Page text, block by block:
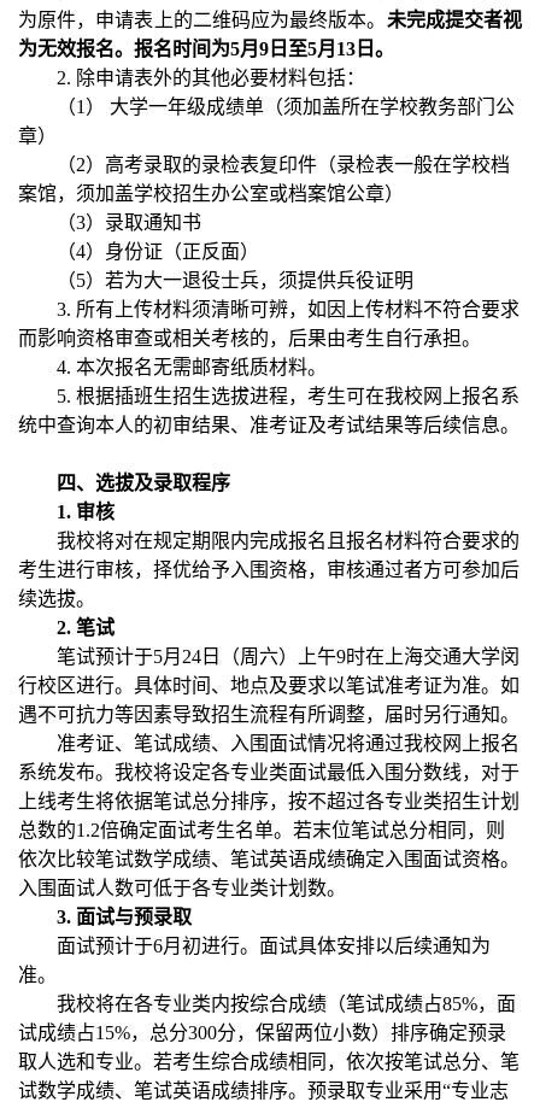
为原件，申请表上的二维码应为最终版本。 未完成提交者视
为无效报名。报名时间为5月9日至5月13日。
2. 除申请表外的其他必要材料包括：
（1） 大学一年级成绩单（须加盖所在学校教务部门公
章）
（2）高考录取的录检表复印件（录检表一般在学校档
案馆，须加盖学校招生办公室或档案馆公章）
（3）录取通知书
（4）身份证（正反面）
（5）若为大一退役士兵，须提供兵役证明
3. 所有上传材料须清晰可辨，如因上传材料不符合要求
而影响资格审查或相关考核的，后果由考生自行承担。
4. 本次报名无需邮寄纸质材料。
5. 根据插班生招生选拔进程，考生可在我校网上报名系
统中查询本人的初审结果、准考证及考试结果等后续信息。
四、选拔及录取程序
1. 审核
我校将对在规定期限内完成报名且报名材料符合要求的
考生进行审核，择优给予入围资格，审核通过者方可参加后
续选拔。
2. 笔试
笔试预计于5月24日（周六）上午9时在上海交通大学闵
行校区进行。具体时间、地点及要求以笔试准考证为准。如
遇不可抗力等因素导致招生流程有所调整，届时另行通知。
准考证、笔试成绩、入围面试情况将通过我校网上报名
系统发布。我校将设定各专业类面试最低入围分数线，对于
上线考生将依据笔试总分排序，按不超过各专业类招生计划
总数的1.2倍确定面试考生名单。若末位笔试总分相同，则
依次比较笔试数学成绩、笔试英语成绩确定入围面试资格。
入围面试人数可低于各专业类计划数。
3. 面试与预录取
面试预计于6月初进行。面试具体安排以后续通知为
准。
我校将在各专业类内按综合成绩（笔试成绩占85%，面
试成绩占15%，总分300分，保留两位小数）排序确定预录
取人选和专业。若考生综合成绩相同，依次按笔试总分、笔
试数学成绩、笔试英语成绩排序。预录取专业采用“专业志